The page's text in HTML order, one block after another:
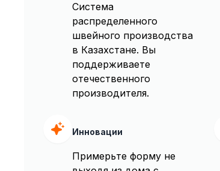
Система
распределенного
швейного производства
в Казахстане. Вы
поддерживаете
отечественного
производителя.
Инновации
Примерьте форму не